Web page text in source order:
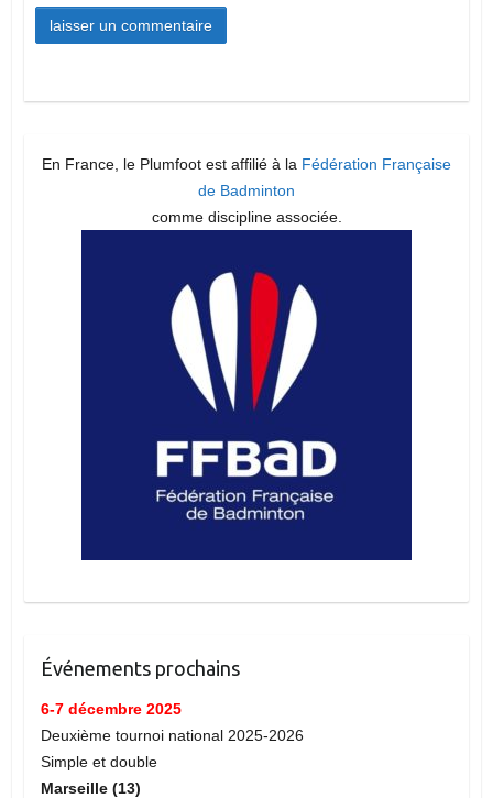
En France, le Plumfoot est affilié à la Fédération Française
de Badminton
comme discipline associée.
Événements prochains
6-7 décembre 2025
Deuxième tournoi national 2025-2026
Simple et double
Marseille (13)